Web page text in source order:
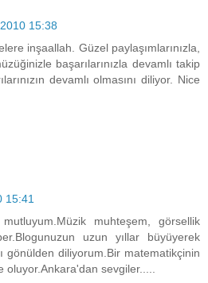
15:38
inşaallah. Güzel paylaşımlarınızla,
başarılarınızla devamlı takip
devamlı olmasını diliyor. Nice
15:41
mutluyum.Müzik muhteşem, görsellik
uzun yıllar büyüyerek
gönülden diliyorum.Bir matematikçinin
oluyor.Ankara'dan sevgiler.....